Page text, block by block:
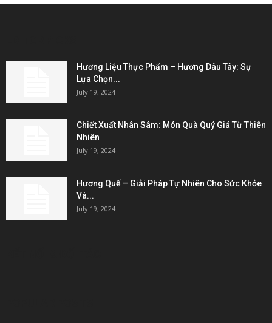
Hương Liệu Thực Phẩm – Hương Dâu Tây: Sự
Lựa Chọn...
July 19, 2024
Chiết Xuất Nhân Sâm: Món Quà Quý Giá Từ Thiên
Nhiên
July 19, 2024
Hương Quế – Giải Pháp Tự Nhiên Cho Sức Khỏe
Và...
July 19, 2024